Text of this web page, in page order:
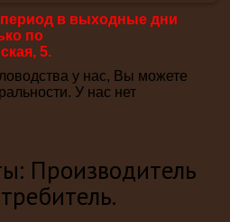
в выходные дни
по
5.
у нас, Вы можете
У нас нет
Производитель